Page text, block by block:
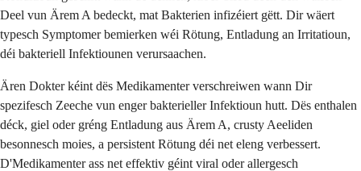
Deel vun Ärem A bedeckt, mat Bakterien infizéiert gëtt. Dir wäert
typesch Symptomer bemierken wéi Rötung, Entladung an Irritatioun,
déi bakteriell Infektiounen verursaachen.
Ären Dokter kéint dës Medikamenter verschreiwen wann Dir
spezifesch Zeeche vun enger bakterieller Infektioun hutt. Dës enthalen
déck, giel oder gréng Entladung aus Ärem A, crusty Aeeliden
besonnesch moies, a persistent Rötung déi net eleng verbessert.
D'Medikamenter ass net effektiv géint viral oder allergesch